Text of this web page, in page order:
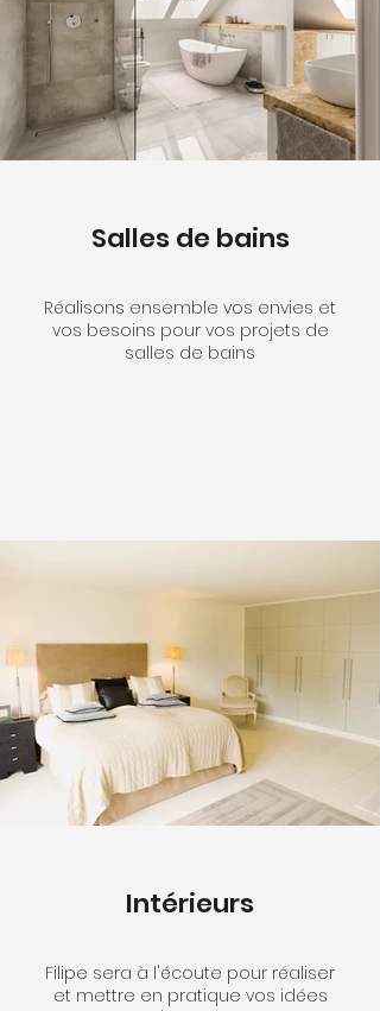
Salles de bains
Réalisons ensemble vos envies et
vos besoins pour vos projets de
salles de bains
Intérieurs
Filipe sera à l'écoute pour réaliser
et mettre en pratique vos idées